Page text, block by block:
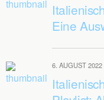
Eine
6. AUGUST 2022